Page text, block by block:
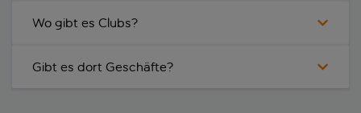
Wo gibt es Clubs?
Gibt es dort Geschäfte?